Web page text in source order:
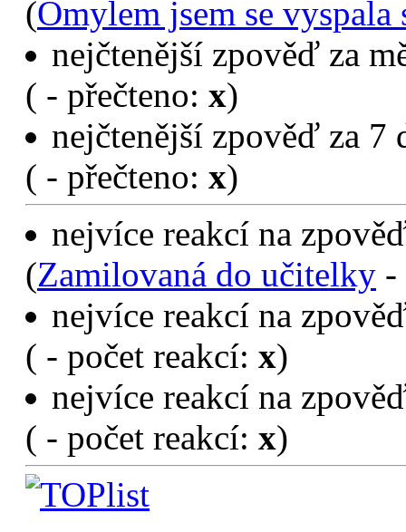
(Omylem jsem se vyspala
nejčtenější zpověď za
( - přečteno: x)
nejčtenější zpověď za 7
( - přečteno: x)
nejvíce reakcí na
(Zamilovaná do učitelky -
nejvíce reakcí na
( - počet reakcí: x)
nejvíce reakcí na
( - počet reakcí: x)